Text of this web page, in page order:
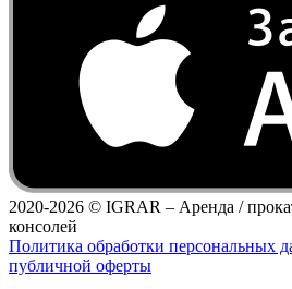
2020-2026 © IGRAR – Аренда /
консолей
Политика обработки персональных
публичной оферты